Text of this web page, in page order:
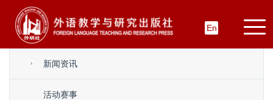
En
新闻资讯
活动赛事